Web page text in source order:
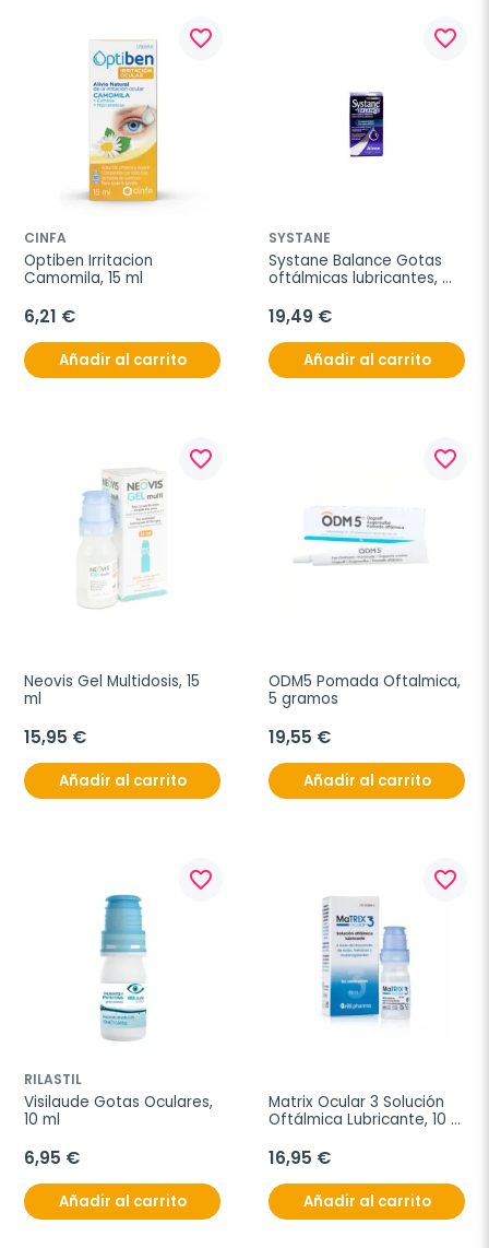
favorite_border
CINFA
Optiben Irritacion
Camomila, 15 ml
6,21 €
Añadir al carrito
favorite_border
SYSTANE
Systane Balance Gotas
oftálmicas lubricantes,
19,49 €
Añadir al carrito
favorite_border
Neovis Gel Multidosis, 15
ml
15,95 €
Añadir al carrito
favorite_border
ODM5 Pomada Oftalmica,
5 gramos
19,55 €
Añadir al carrito
favorite_border
RILASTIL
Visilaude Gotas Oculares,
10 ml
6,95 €
Añadir al carrito
favorite_border
Matrix Ocular 3 Solución
Oftálmica Lubricante, 10
16,95 €
Añadir al carrito